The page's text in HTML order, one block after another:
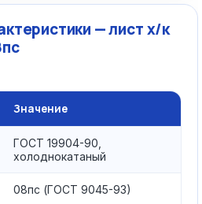
— лист х/к
Значение
ГОСТ 19904-90,
холоднокатаный
08пс (ГОСТ 9045-93)